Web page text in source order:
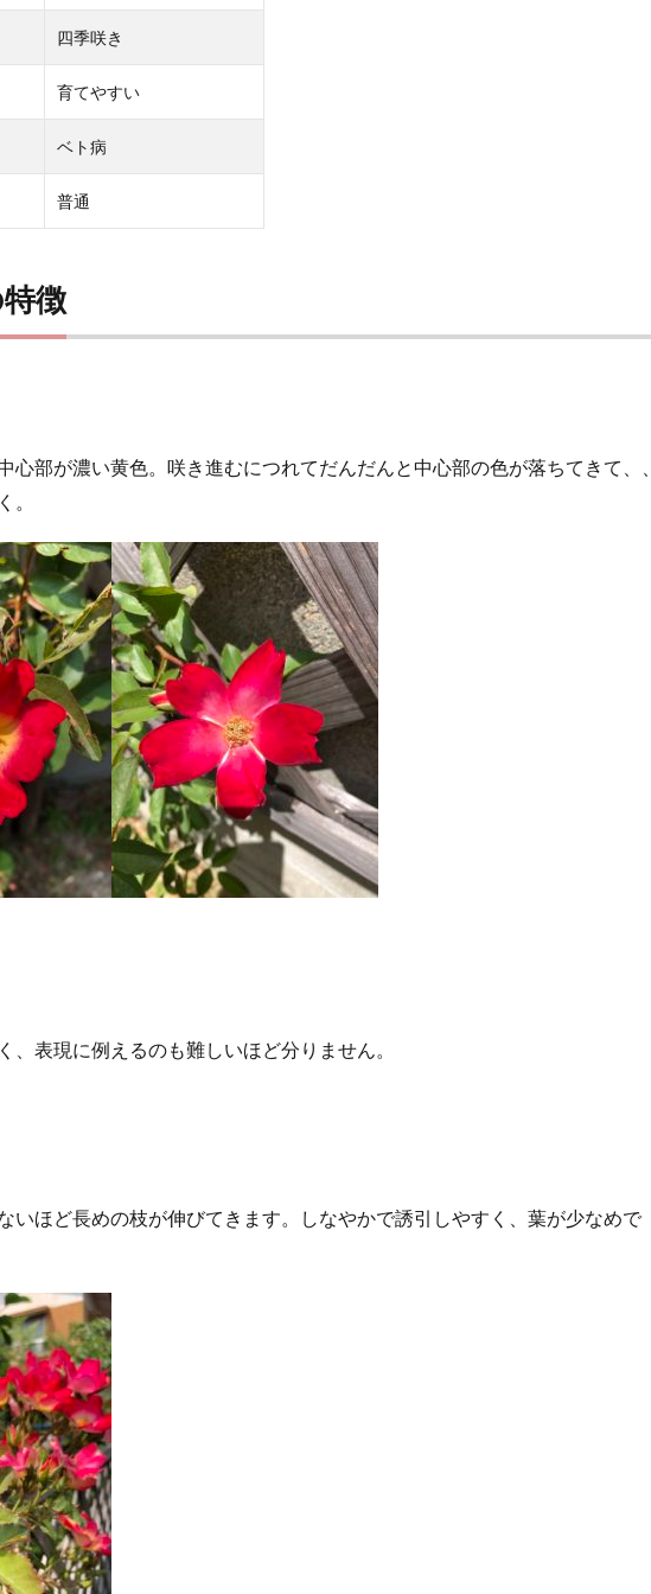
四季咲き
育てやすい
ベト病
普通
徴
心部が濃い黄色。咲き進むにつれてだんだんと中心部の色が落ちてきて、、
。
、表現に例えるのも難しいほど分りません。
いほど長めの枝が伸びてきます。しなやかで誘引しやすく、葉が少なめで